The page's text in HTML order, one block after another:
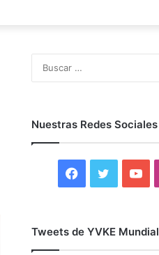
Nuestras Redes Sociales
F
c
i
Y
u
Tweets de YVKE Mundial